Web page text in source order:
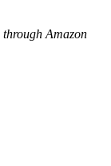
through Amazon